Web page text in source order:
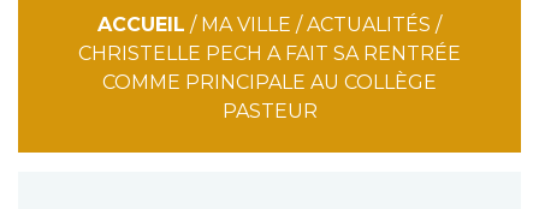
ACCUEIL / MA VILLE /ACTUALITÉS /
CHRISTELLE PECH A FAIT SA RENTRÉE
COMME PRINCIPALE AU COLLÈGE
PASTEUR